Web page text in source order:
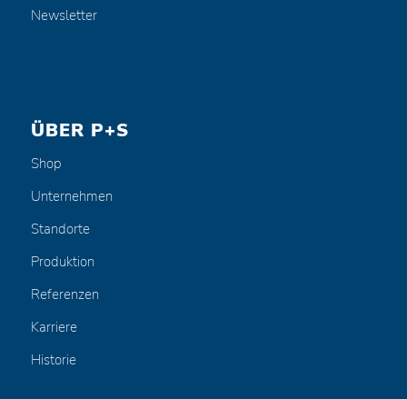
Newsletter
ÜBER P+S
Shop
Unternehmen
Standorte
Produktion
Referenzen
Karriere
Historie